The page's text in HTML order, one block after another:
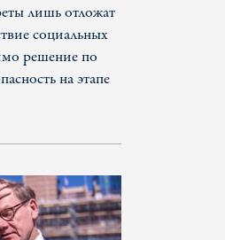
лишь отложат
социальных
решение по
на этапе